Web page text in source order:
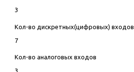
3
Кол-во дискретных(цифровых) входов
7
Кол-во аналоговых входов